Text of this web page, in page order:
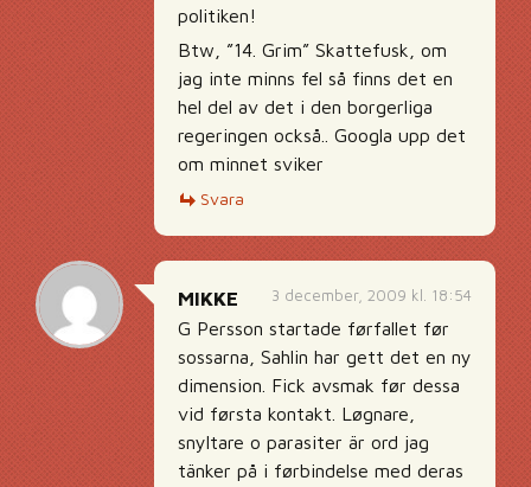
politiken!
Btw, ”14. Grim” Skattefusk, om
jag inte minns fel så finns det en
hel del av det i den borgerliga
regeringen också.. Googla upp det
om minnet sviker
Svara
3 december, 2009 kl. 18:54
MIKKE
G Persson startade førfallet før
sossarna, Sahlin har gett det en ny
dimension. Fick avsmak før dessa
vid førsta kontakt. Løgnare,
snyltare o parasiter är ord jag
tänker på i førbindelse med deras